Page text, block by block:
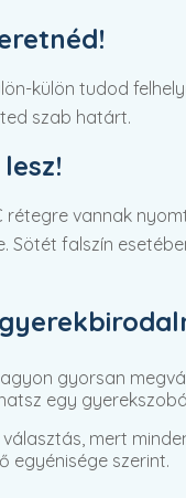
külön tudod
szab határt.
vannak
Sötét falszín
gyorsan
egy
mert
egyénisége szerint.